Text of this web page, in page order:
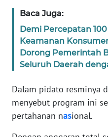
Baca Juga:
Demi Percepatan
Keamanan
Dorong Pemerintah
Seluruh Daerah
Dalam pidato resminya
menyebut program ini
pertahanan nasional.
IKLAN
TENTANG
KAMI
PEDOMAN
MEDIA
SIBER